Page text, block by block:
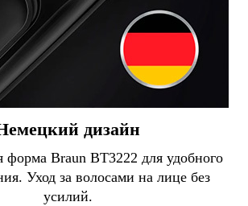
дизайн
форма Braun BT3222 для удобного
Уход за волосами на лице без
усилий.